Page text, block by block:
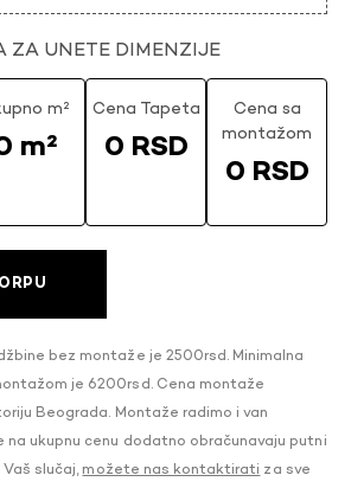
ZA UNETE DIMENZIJE
m²
m²
Cena Tapeta
0 RSD
Cena sa
montažom
0 RSD
bez montaže je 2500rsd. Minimalna
je 6200rsd. Cena montaže
Beograda. Montaže radimo i van
na ukupnu cenu dodatno obračunavaju putni
slučaj, možete nas kontaktirati za sve